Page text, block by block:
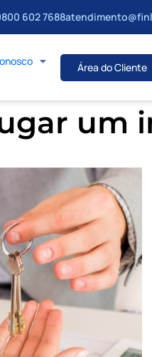
602 7688
Área do Cliente
um